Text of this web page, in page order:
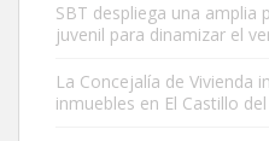
SBT despliega una amplia
juvenil para dinamizar el
La Concejalía de Vivienda
inmuebles en El Castillo